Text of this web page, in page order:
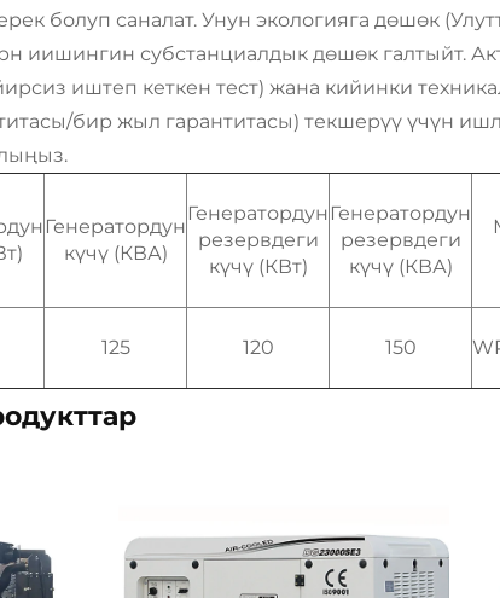
болуп саналат. Унун экологияга дөшөк
иишингин субстанциалдык дөшөк галтыйт.
иштеп кеткен тест) жана кийинки
бир жыл гарантитасы) текшерүү үчүн
Генератордун
күчү (КВА)
Генератордун
резервдеги
күчү (КВт)
Генератордун
резервдеги
күчү (КВА)
125 120 150